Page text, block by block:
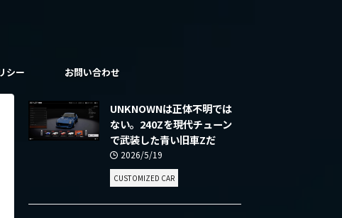
シー お問い合わせ
UNKNOWNは正体不明では
ない。240Zを現代チューン
で武装した青い旧車Zだ
2026/5/19
CUSTOMIZED CAR